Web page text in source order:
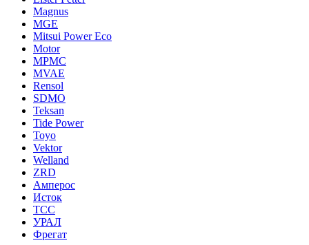
Magnus
MGE
Mitsui Power Eco
Motor
MPMC
MVAE
Rensol
SDMO
Teksan
Tide Power
Toyo
Vektor
Welland
ZRD
Амперос
Исток
ТСС
УРАЛ
Фрегат